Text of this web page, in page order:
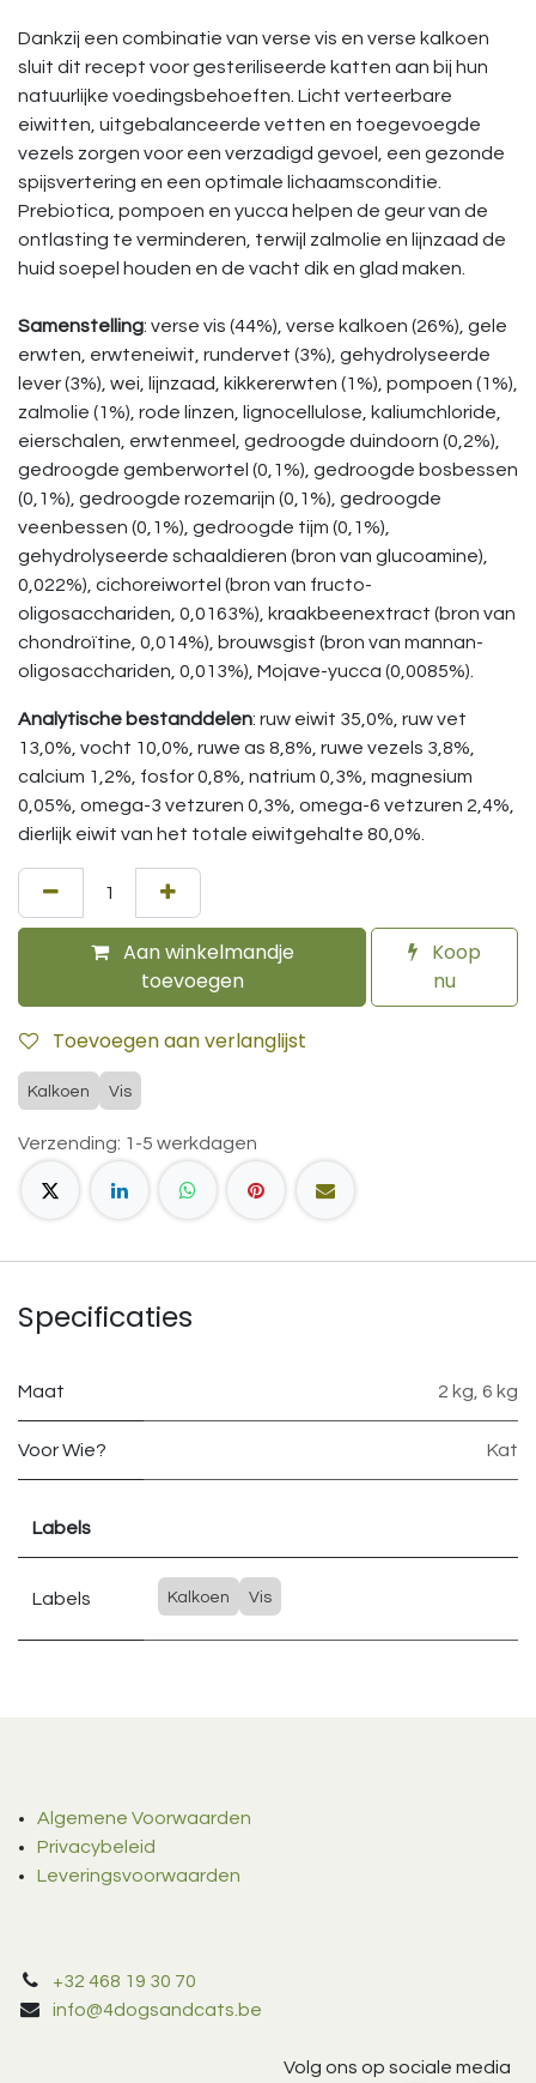
Dankzij een combinatie van verse vis en verse kalkoen
sluit dit recept voor gesteriliseerde katten aan bij hun
natuurlijke voedingsbehoeften. Licht verteerbare
eiwitten, uitgebalanceerde vetten en toegevoegde
vezels zorgen voor een verzadigd gevoel, een gezonde
spijsvertering en een optimale lichaamsconditie.
Prebiotica, pompoen en yucca helpen de geur van de
ontlasting te verminderen, terwijl zalmolie en lijnzaad de
huid soepel houden en de vacht dik en glad maken.
Samenstelling: verse vis (44%), verse kalkoen (26%), gele
erwten, erwteneiwit, rundervet (3%), gehydrolyseerde
lever (3%), wei, lijnzaad, kikkererwten (1%), pompoen (1%),
zalmolie (1%), rode linzen, lignocellulose, kaliumchloride,
eierschalen, erwtenmeel, gedroogde duindoorn (0,2%),
gedroogde gemberwortel (0,1%), gedroogde bosbessen
(0,1%), gedroogde rozemarijn (0,1%), gedroogde
veenbessen (0,1%), gedroogde tijm (0,1%),
gehydrolyseerde schaaldieren (bron van glucoamine),
0,022%), cichoreiwortel (bron van fructo-
oligosacchariden, 0,0163%), kraakbeenextract (bron van
chondroïtine, 0,014%), brouwsgist (bron van mannan-
oligosacchariden, 0,013%), Mojave-yucca (0,0085%).
Analytische bestanddelen: ruw eiwit 35,0%, ruw vet
13,0%, vocht 10,0%, ruwe as 8,8%, ruwe vezels 3,8%,
calcium 1,2%, fosfor 0,8%, natrium 0,3%, magnesium
0,05%, omega-3 vetzuren 0,3%, omega-6 vetzuren 2,4%,
dierlijk eiwit van het totale eiwitgehalte 80,0%.
Aan winkelmandje
toevoegen
Koop
nu
Toevoegen aan verlanglijst
Kalkoen Vis
Verzending: 1-5 werkdagen
Specificaties
Maat 2 kg, 6 kg
Voor Wie? Kat
Labels
Labels Kalkoen Vis
Algemene Voorwaarden
Privacybeleid
Leveringsvoorwaarden
+32 468 19 30 70
info@4dogsandcats.be
Volg ons op sociale media